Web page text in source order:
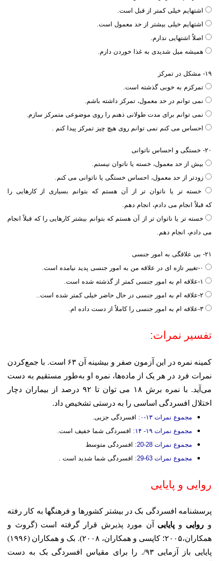
اشتهایم خیلی کمتر از قبل است.
اشتهایم خیلی بیشتر از حد معمول است.
اصلاُ اشتهایی ندارم.
همیشه میل شدیدی به غذا خوردن دارم.
۱۹- مشکل در تمرکز
تمرکزم به خوبی گذشته است.
نمی توانم در حد معمول، تمرکز داشته باشم.
نمی توانم برای مدت طولانی ذهنم را روی موضوعی متمرکز سازم.
احساس می کنم نمی توانم روی هیچ چیز تمرکز پیدا کنم .
۲۰- خستگی و احساس ناتوانی
بیش از حد معمول، خسته یا ناتوان نیستم.
زودتر از حد معمول، احساس خستگی یا ناتوانی می کنم.
خسته تر یا ناتوان تر از آن هستم که بتوانم بسیاری از کارهایی را
که قبلاً انجام می دادم، انجام دهم.
خسته تر یا ناتوان تر از آن هستم که بتوانم بیشتر کارهایی را که قبلاً انجام
می دادم، انجام دهم.
۲۱- بی علاقگی به امور جنسی
تفسیر نمرات:
کمینه نمره در این آزمون صفر و بیشینه آن ۶۳ است. با جمع‌کردن
نمرات فرد در هر یک از ماده‌ها، نمره او به‌طور مستقیم به دست
می‌آید. با نمره برش ۱۸ می توان تا ۹۲ درصد از بیماران دچار
اختلال افسردگی اساسی را به درستی تشخیص داد.
مجموع نمرات ۱۳-۰:
افسردگی جزیی.
مجموع نمرات ۱۹- ۱۴:
افسردگی شما خفیف است.
مجموع نمرات 28-20:
افسردگی متوسط
مجموع نمرات 63-29: افسردگی شما شدید است .
روایی و پایایی
پرسشنامه افسردگی بک در بیشتر کشورها و فرهنگ­ها به‌ کار رفته
و روایی و پایایی آن مورد پذیرش قرار گرفته است (گروث و
همکاران،۲۰۰۵؛ ­کاپسی و همکاران، ۲۰۰۸). بک و همکاران (۱۹۹۶)
پایایی باز آزمایی ۹۳/. را برای مقیاس افسردگی بک به دست